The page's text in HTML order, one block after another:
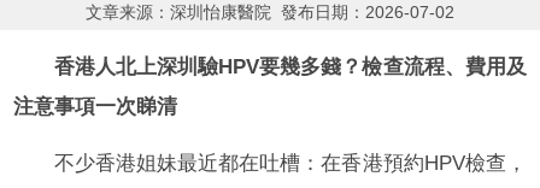
文章来源：深圳怡康醫院 發布日期：2026-07-02
香港人北上深圳驗HPV要幾多錢？檢查流程、費用及
注意事項一次睇清
不少香港姐妹最近都在吐槽：在香港預約HPV檢查，